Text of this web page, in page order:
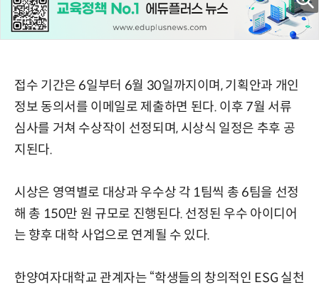
접수 기간은 6일부터 6월 30일까지이며, 기획안과 개인
정보 동의서를 이메일로 제출하면 된다. 이후 7월 서류
심사를 거쳐 수상작이 선정되며, 시상식 일정은 추후 공
지된다.
시상은 영역별로 대상과 우수상 각 1팀씩 총 6팀을 선정
해 총 150만 원 규모로 진행된다. 선정된 우수 아이디어
는 향후 대학 사업으로 연계될 수 있다.
한양여자대학교 관계자는 “학생들의 창의적인 ESG 실천